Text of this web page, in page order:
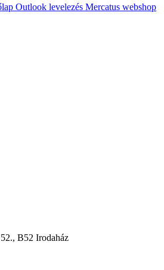
Outlook levelezés Mercatus webshop
B52 Irodaház